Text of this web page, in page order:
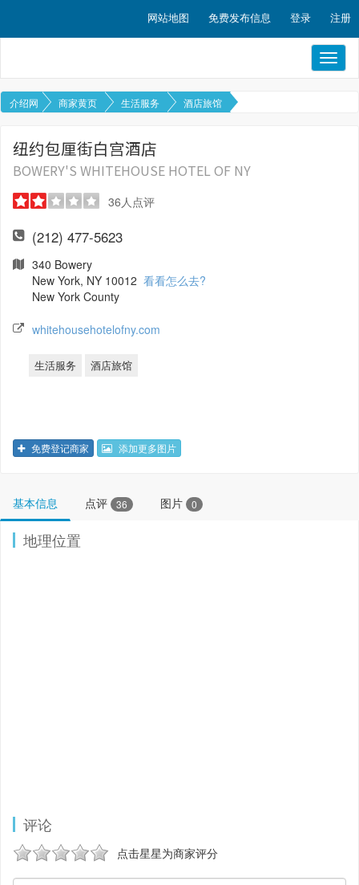
网站地图 免费发布信息 登录 注册
介绍网 商家黄页 生活服务 酒店旅馆
纽约包厘街白宫酒店
BOWERY'S WHITEHOUSE HOTEL OF NY
36人点评
(212) 477-5623
340 Bowery
New York, NY 10012 看看怎么去?
New York County
whitehousehotelofny.com
生活服务 酒店旅馆
免费登记商家 添加更多图片
基本信息 点评 36 图片 0
地理位置
评论
点击星星为商家评分